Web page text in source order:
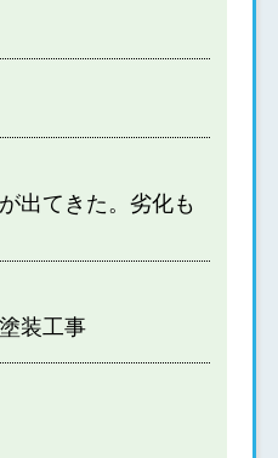
出てきた。劣化も
装工事